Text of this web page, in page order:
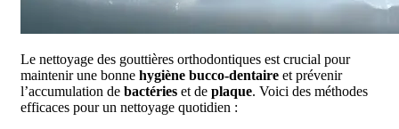
Le nettoyage des gouttières orthodontiques est crucial pour
maintenir une bonne hygiène bucco-dentaire et prévenir
l’accumulation de bactéries et de plaque. Voici des méthodes
efficaces pour un nettoyage quotidien :